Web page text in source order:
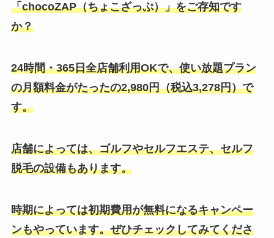
「chocoZAP（ちょこざっぷ）」をご存知です
か？
24時間・365日全店舗利用OKで、使い放題プラン
の月額料金がたったの2,980円（税込3,278円）で
す。
店舗によっては、ゴルフやセルフエステ、セルフ
脱毛の設備もあります。
時期によっては初期費用が無料になるキャンペー
ンもやっています。ぜひチェックしてみてくださ